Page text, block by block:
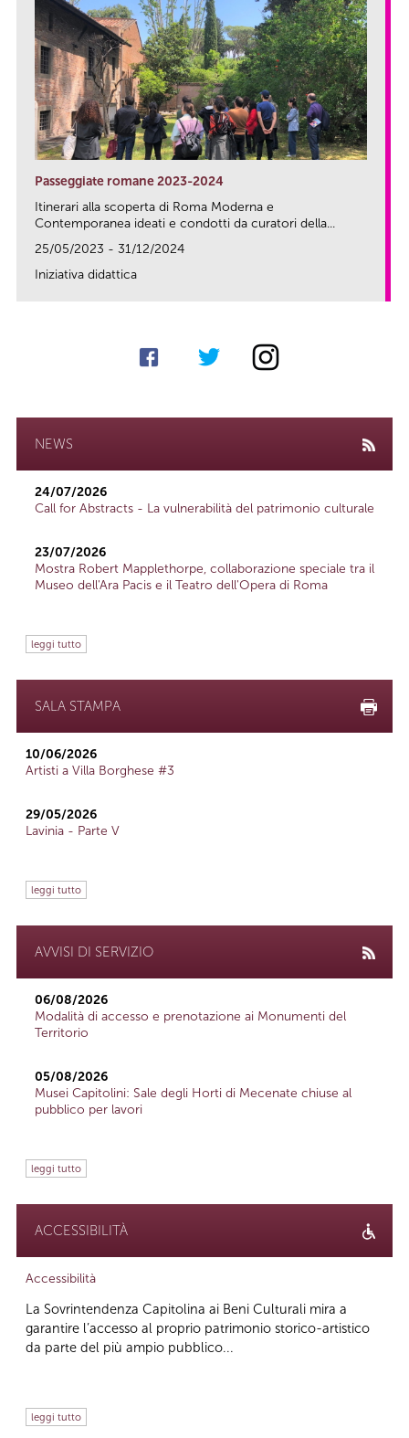
Passeggiate romane 2023-2024
Itinerari alla scoperta di Roma Moderna e
Contemporanea ideati e condotti da curatori della...
25/05/2023 - 31/12/2024
Iniziativa didattica
NEWS
24/07/2026
Call for Abstracts - La vulnerabilità del patrimonio culturale
23/07/2026
Mostra Robert Mapplethorpe, collaborazione speciale tra il
Museo dell'Ara Pacis e il Teatro dell'Opera di Roma
leggi tutto
SALA STAMPA
10/06/2026
Artisti a Villa Borghese #3
29/05/2026
Lavinia - Parte V
leggi tutto
AVVISI DI SERVIZIO
06/08/2026
Modalità di accesso e prenotazione ai Monumenti del
Territorio
05/08/2026
Musei Capitolini: Sale degli Horti di Mecenate chiuse al
pubblico per lavori
leggi tutto
ACCESSIBILITÀ
Accessibilità
La Sovrintendenza Capitolina ai Beni Culturali mira a
garantire l’accesso al proprio patrimonio storico-artistico
da parte del più ampio pubblico...
leggi tutto